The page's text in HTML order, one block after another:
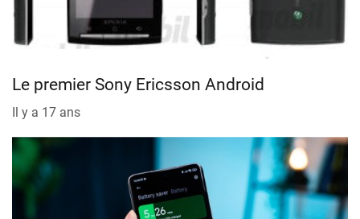
Le premier Sony Ericsson Android
Il y a 17 ans